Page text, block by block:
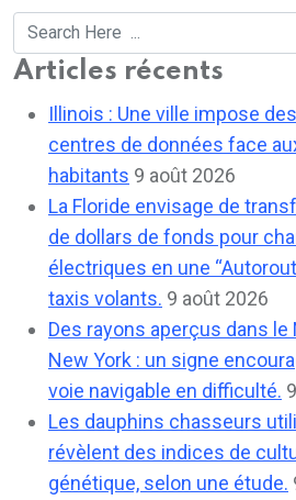
Articles récents
Illinois : Une ville impose
centres de données face
habitants 9 août 2026
La Floride envisage de
de dollars de fonds pour
électriques en une
taxis volants. 9 août 2026
Des rayons aperçus dans
New York : un signe
voie navigable en difficulté.
Les dauphins chasseurs
révèlent des indices de
génétique, selon une étude.